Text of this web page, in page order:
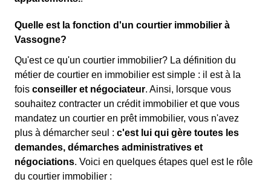
Quelle est la fonction d'un courtier immobilier à
Vassogne?
Qu'est ce qu'un courtier immobilier? La définition du
métier de courtier en immobilier est simple : il est à la
fois conseiller et négociateur. Ainsi, lorsque vous
souhaitez contracter un crédit immobilier et que vous
mandatez un courtier en prêt immobilier, vous n'avez
plus à démarcher seul : c'est lui qui gère toutes les
demandes, démarches administratives et
négociations. Voici en quelques étapes quel est le rôle
du courtier immobilier :